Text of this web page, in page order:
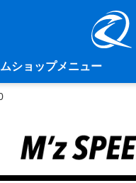
ショップメニュー